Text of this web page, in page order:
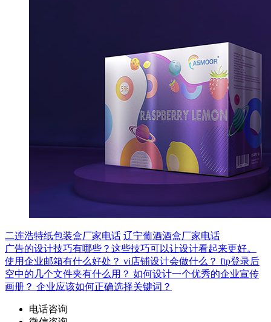
二连浩特纸包装盒厂家电话 辽宁葡酒酒盒厂家电话
广告的设计技巧有哪些？这些技巧可以让设计看起来更好。
使用企业邮箱有什么好处？ vi店铺设计会做什么？ ftp登录后
空中的几个文件夹有什么用？ 如何设计一个优秀的企业宣传
画册？ 企业应该如何正确选择关键词？
电话咨询